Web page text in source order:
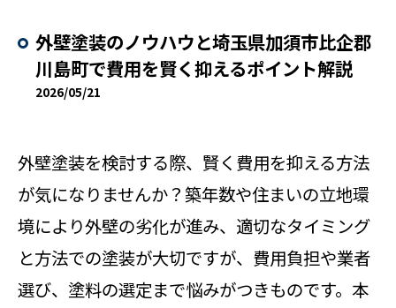
外壁塗装のノウハウと埼玉県加須市比企郡
川島町で費用を賢く抑えるポイント解説
2026/05/21
外壁塗装を検討する際、賢く費用を抑える方法
が気になりませんか？築年数や住まいの立地環
境により外壁の劣化が進み、適切なタイミング
と方法での塗装が大切ですが、費用負担や業者
選び、塗料の選定まで悩みがつきものです。本